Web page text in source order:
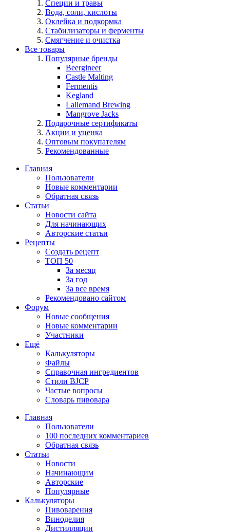
Специи и травы
Вода, соли, кислоты
Оклейка и подкормка
Стабилизаторы и ферменты
Смягчение и очистка
Все товары
Популярные бренды
Beergineer
Castle Malting
Fermentis
Kegland
Lallemand Brewing
Mangrove Jacks
Подарочные сертификаты
Акции и уценка
Оптовым покупателям
Рекомендованные
Главная
Пользователи
Новые комментарии
Обратная связь
Статьи
Новости сайта
Для начинающих
Авторские статьи
Рецепты
Создать рецепт
ТОП 50
За месяц
За год
За все время
Рекомендовано сайтом
Форум
Новые сообщения
Новые комментарии
Участники
Ещё
Калькуляторы
Файлы
Справочная ингредиентов
Стили BJCP
Частые вопросы
Словарь пивовара
Главная
Пользователи
100 последних комментариев
Обратная связь
Статьи
Новости
Начинающим
Авторские
Популярные
Калькуляторы
Пивоварения
Виноделия
Дистилляции